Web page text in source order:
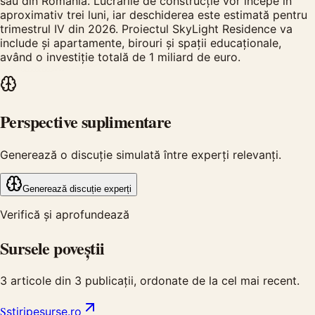
aproximativ trei luni, iar deschiderea este estimată pentru
trimestrul IV din 2026. Proiectul SkyLight Residence va
include și apartamente, birouri și spații educaționale,
având o investiție totală de 1 miliard de euro.
Perspective suplimentare
Generează o discuție simulată între experți relevanți.
Generează discuție experți
Verifică și aprofundează
Sursele poveștii
3 articole din 3 publicații, ordonate de la cel mai recent.
Sstiripesurse.ro